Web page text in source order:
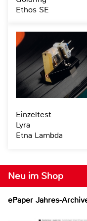
Neu im Shop
ePaper Jahres-
Ethos SE
Einzeltest
Lyra
Etna Lambda